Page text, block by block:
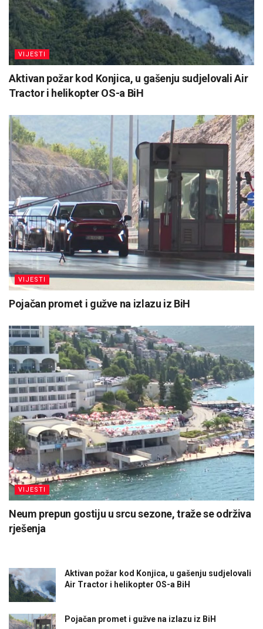
VIJESTI
Aktivan požar kod Konjica, u gašenju sudjelovali Air
Tractor i helikopter OS-a BiH
VIJESTI
Pojačan promet i gužve na izlazu iz BiH
VIJESTI
Neum prepun gostiju u srcu sezone, traže se održiva
rješenja
Aktivan požar kod Konjica, u gašenju sudjelovali
Air Tractor i helikopter OS-a BiH
Pojačan promet i gužve na izlazu iz BiH